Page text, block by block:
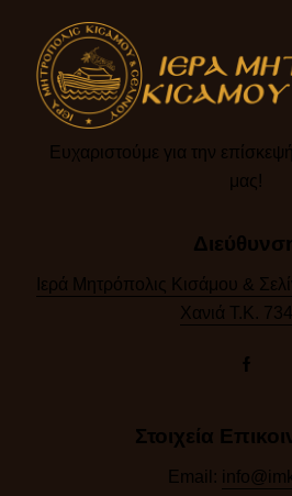
Ευχαριστούμε για την
μας!​
Ιερά Μητρόπολις Κισάμου &
Χανιά Τ.Κ.
Στοιχεία
Email: